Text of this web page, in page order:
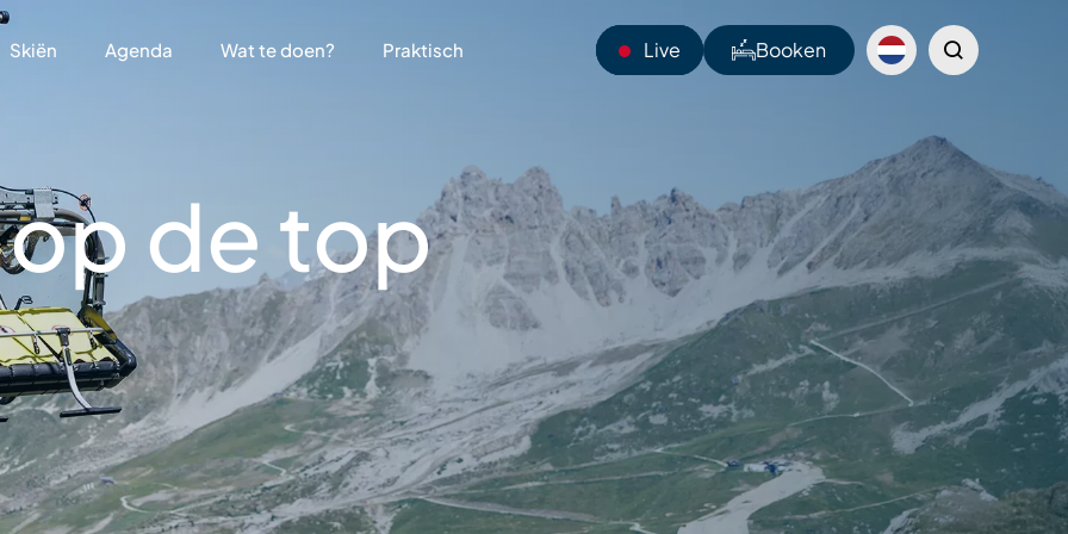
Skiën Agenda Wat te doen? Praktisch Live
Webcams
Shuttles
Sentiers
Booken
de top